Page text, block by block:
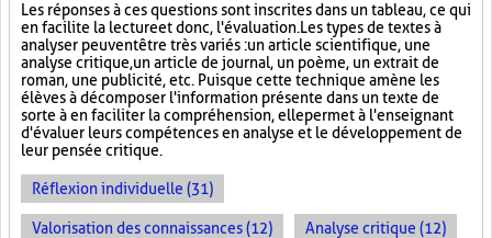
Les réponses à ces questions sont inscrites dans un tableau, ce qui
en facilite la lecture et donc, l'évaluation. Les types de textes à
analyser peuvent être très variés : un article scientifique, une
analyse critique, un article de journal, un poème, un extrait de
roman, une publicité, etc. Puisque cette technique amène les
élèves à décomposer l'information présente dans un texte de
sorte à en faciliter la compréhension, elle permet à l'enseignant
d'évaluer leurs compétences en analyse et le développement de
leur pensée critique.
Réflexion individuelle (31)
Valorisation des connaissances (12) Analyse critique (12)